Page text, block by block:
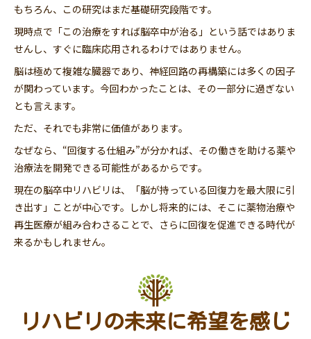
もちろん、この研究はまだ基礎研究段階です。
現時点で「この治療をすれば脳卒中が治る」という話ではありま
せんし、すぐに臨床応用されるわけではありません。
脳は極めて複雑な臓器であり、神経回路の再構築には多くの因子
が関わっています。今回わかったことは、その一部分に過ぎない
とも言えます。
ただ、それでも非常に価値があります。
なぜなら、“回復する仕組み”が分かれば、その働きを助ける薬や
治療法を開発できる可能性があるからです。
現在の脳卒中リハビリは、「脳が持っている回復力を最大限に引
き出す」ことが中心です。しかし将来的には、そこに薬物治療や
再生医療が組み合わさることで、さらに回復を促進できる時代が
来るかもしれません。
リハビリの未来に希望を感じ